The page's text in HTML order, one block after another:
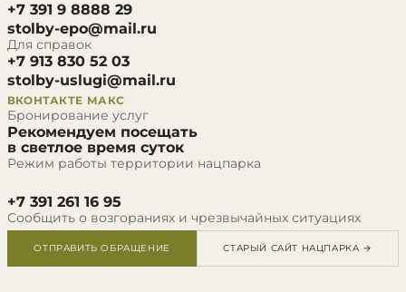
+7 391 9 8888 29
stolby-epo@mail.ru
Для справок
+7 913 830 52 03
stolby-uslugi@mail.ru
ВКОНТАКТЕ МАКС
Бронирование услуг
Рекомендуем посещать
в светлое время суток
Режим работы территории нацпарка
+7 391 261 16 95
Сообщить о возгораниях и чрезвычайных ситуациях
ОТПРАВИТЬ ОБРАЩЕНИЕ СТАРЫЙ САЙТ НАЦПАРКА →